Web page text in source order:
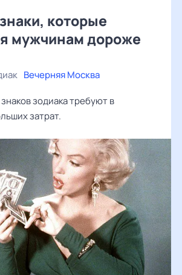
которые
мужчинам дороже
Вечерняя Москва
зодиака требуют в
затрат.